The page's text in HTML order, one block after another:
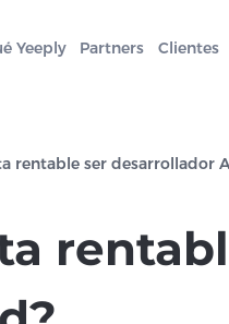
Yeeply Partners Clientes
rentable ser desarrollador